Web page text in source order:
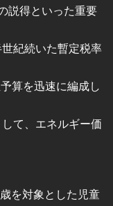
説得といった重要
紀続いた暫定税率
算を迅速に編成し
て、エネルギー価
を対象とした児童